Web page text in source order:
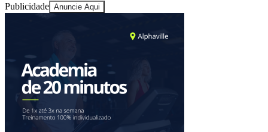
Publicidade Anuncie Aqui